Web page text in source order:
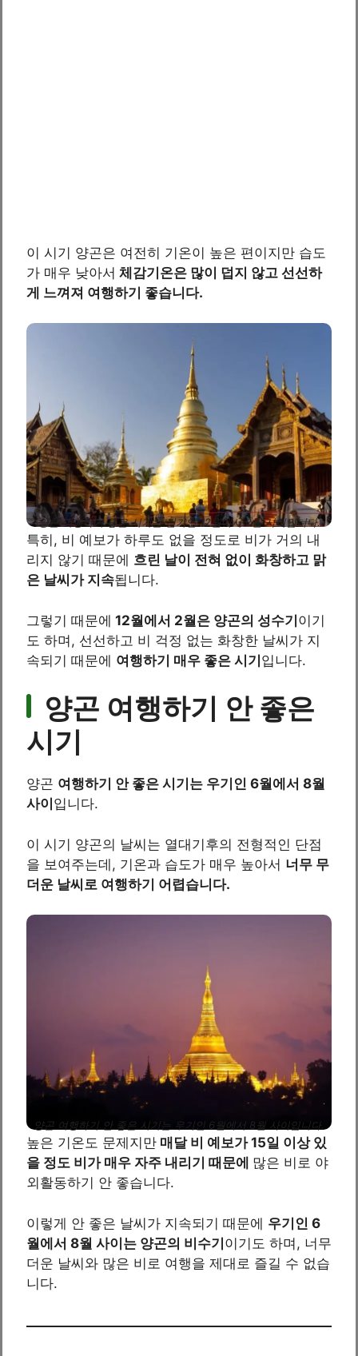
이 시기 양곤은 여전히 기온이 높은 편이지만 습도
가 매우 낮아서 체감기온은 많이 덥지 않고 선선하
게 느껴져 여행하기 좋습니다.
양곤 여행하기 좋은 시기는 건기인 12월에서 2월 사이입니다.
특히, 비 예보가 하루도 없을 정도로 비가 거의 내
리지 않기 때문에 흐린 날이 전혀 없이 화창하고 맑
은 날씨가 지속됩니다.
그렇기 때문에 12월에서 2월은 양곤의 성수기이기
도 하며, 선선하고 비 걱정 없는 화창한 날씨가 지
속되기 때문에 여행하기 매우 좋은 시기입니다.
양곤 여행하기 안 좋은
시기
양곤 여행하기 안 좋은 시기는 우기인 6월에서 8월
사이 입니다.
이 시기 양곤의 날씨는 열대기후의 전형적인 단점
을 보여주는데, 기온과 습도가 매우 높아서 너무 무
더운 날씨로 여행하기 어렵습니다.
양곤 여행하기 안 좋은 시기는 우기인 6월에서 8월 사이입니다.
높은 기온도 문제지만 매달 비 예보가 15일 이상 있
을 정도 비가 매우 자주 내리기 때문에 많은 비로 야
외활동하기 안 좋습니다.
이렇게 안 좋은 날씨가 지속되기 때문에 우기인 6
월에서 8월 사이는 양곤의 비수기이기도 하며, 너무
더운 날씨와 많은 비로 여행을 제대로 즐길 수 없습
니다.